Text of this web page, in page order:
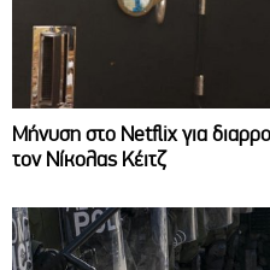
Μήνυση στο Netflix για
τον Νίκολας Κέιτζ